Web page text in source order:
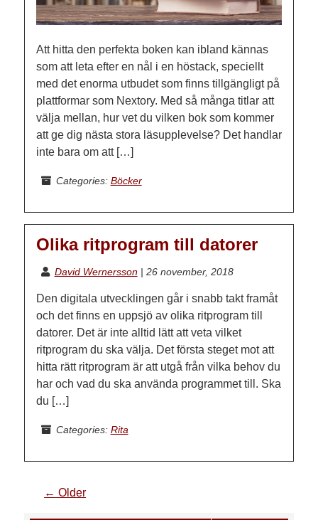
Att hitta den perfekta boken kan ibland kännas
som att leta efter en nål i en höstack, speciellt
med det enorma utbudet som finns tillgängligt på
plattformar som Nextory. Med så många titlar att
välja mellan, hur vet du vilken bok som kommer
att ge dig nästa stora läsupplevelse? Det handlar
inte bara om att […]
Categories: Böcker
Olika ritprogram till datorer
David Wernersson | 26 november, 2018
Den digitala utvecklingen går i snabb takt framåt
och det finns en uppsjö av olika ritprogram till
datorer. Det är inte alltid lätt att veta vilket
ritprogram du ska välja. Det första steget mot att
hitta rätt ritprogram är att utgå från vilka behov du
har och vad du ska använda programmet till. Ska
du […]
Categories: Rita
← Older